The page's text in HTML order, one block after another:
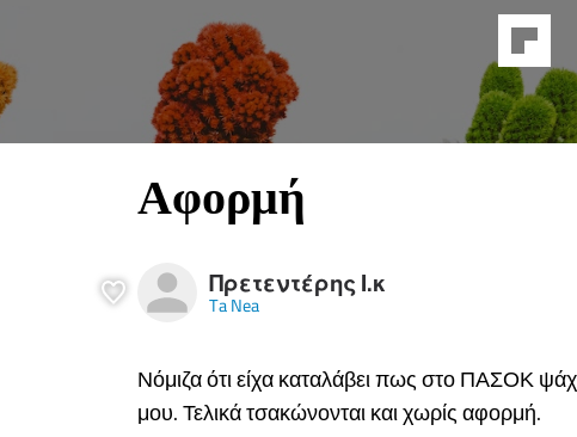
Αφορμή
Πρετεντέρης Ι.κ
Ta Nea
Νόμιζα ότι είχα καταλάβει πως στο ΠΑΣΟΚ
μου. Τελικά τσακώνονται και χωρίς αφορμή.